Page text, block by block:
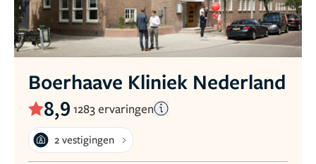
Boerhaave Kliniek Nederland
8,9 1283 ervaringen
2 vestigingen